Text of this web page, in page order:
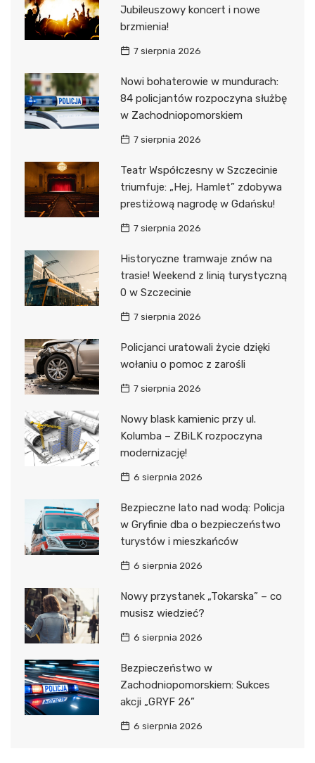
Jubileuszowy koncert i nowe
brzmienia!
7 sierpnia 2026
Nowi bohaterowie w mundurach:
84 policjantów rozpoczyna służbę
w Zachodniopomorskiem
7 sierpnia 2026
Teatr Współczesny w Szczecinie
triumfuje: „Hej, Hamlet” zdobywa
prestiżową nagrodę w Gdańsku!
7 sierpnia 2026
Historyczne tramwaje znów na
trasie! Weekend z linią turystyczną
0 w Szczecinie
7 sierpnia 2026
Policjanci uratowali życie dzięki
wołaniu o pomoc z zarośli
7 sierpnia 2026
Nowy blask kamienic przy ul.
Kolumba – ZBiLK rozpoczyna
modernizację!
6 sierpnia 2026
Bezpieczne lato nad wodą: Policja
w Gryfinie dba o bezpieczeństwo
turystów i mieszkańców
6 sierpnia 2026
Nowy przystanek „Tokarska” – co
musisz wiedzieć?
6 sierpnia 2026
Bezpieczeństwo w
Zachodniopomorskiem: Sukces
akcji „GRYF 26”
6 sierpnia 2026